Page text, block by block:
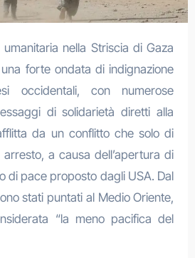
nella Striscia di Gaza
forte ondata di indignazione
occidentali, con numerose
di solidarietà diretti alla
da un conflitto che solo di
a causa dell’apertura di
di pace proposto dagli USA. Dal
stati puntati al Medio Oriente,
“la meno pacifica del